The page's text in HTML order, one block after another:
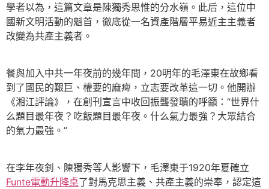
學者以為，這篇文章是陳獨秀思惟的分水嶺。此后，這位中
國新文明活動的魁首，徹底從一名資產階層平易近主主義者
改變為共產主義者。
餐與加入中共一年夜前的幾年間，20明年的毛澤東在故鄉看
到了國民的艱巨、權要的麻痺，立志要改革這一切。他開辦
《湘江評論》，在創刊宣言中收回振聾發聵的呼籲：“世界什
么題目最年夜？吃飯題目最年夜。什么氣力最強？大眾結合
的氣力最強。”
在李年夜釗、陳獨秀等人影響下，毛澤東于1920年夏確立
Funte電動升降桌了對馬克思主義、共產主義的崇奉，認定這